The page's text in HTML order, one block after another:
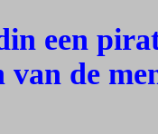
een
van de